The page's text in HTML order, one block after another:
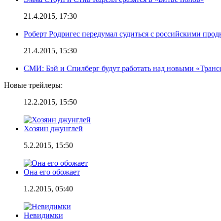
21.4.2015, 17:30
Роберт Родригес передумал судиться с российскими
21.4.2015, 15:30
СМИ: Бэй и Спилберг будут работать над новыми
Новые трейлеры:
12.2.2015, 15:50
Хозяин джунглей
5.2.2015, 15:50
Она его обожает
1.2.2015, 05:40
Невидимки